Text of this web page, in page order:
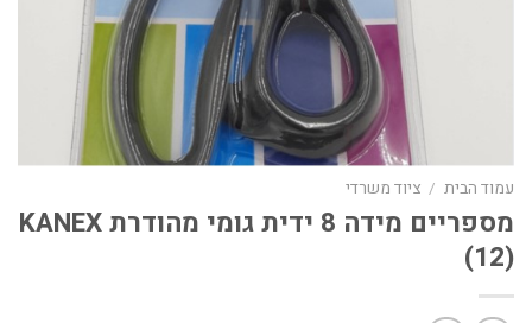
עמוד הבית / ציוד משרדי
מספריים מידה 8 ידית גומי מהודרת KANEX
(12)